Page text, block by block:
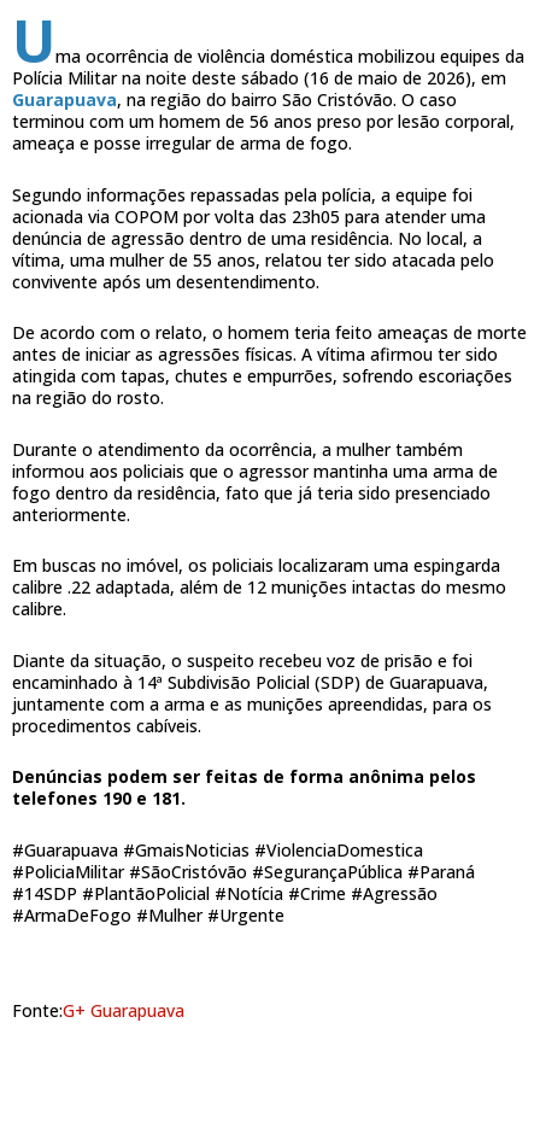
Uma ocorrência de violência doméstica mobilizou equipes da
Polícia Militar na noite deste sábado (16 de maio de 2026), em
Guarapuava, na região do bairro São Cristóvão. O caso
terminou com um homem de 56 anos preso por lesão corporal,
ameaça e posse irregular de arma de fogo.
Segundo informações repassadas pela polícia, a equipe foi
acionada via COPOM por volta das 23h05 para atender uma
denúncia de agressão dentro de uma residência. No local, a
vítima, uma mulher de 55 anos, relatou ter sido atacada pelo
convivente após um desentendimento.
De acordo com o relato, o homem teria feito ameaças de morte
antes de iniciar as agressões físicas. A vítima afirmou ter sido
atingida com tapas, chutes e empurrões, sofrendo escoriações
na região do rosto.
Durante o atendimento da ocorrência, a mulher também
informou aos policiais que o agressor mantinha uma arma de
fogo dentro da residência, fato que já teria sido presenciado
anteriormente.
Em buscas no imóvel, os policiais localizaram uma espingarda
calibre .22 adaptada, além de 12 munições intactas do mesmo
calibre.
Diante da situação, o suspeito recebeu voz de prisão e foi
encaminhado à 14ª Subdivisão Policial (SDP) de Guarapuava,
juntamente com a arma e as munições apreendidas, para os
procedimentos cabíveis.
Denúncias podem ser feitas de forma anônima pelos
telefones 190 e 181.
#Guarapuava #GmaisNoticias #ViolenciaDomestica
#PoliciaMilitar #SãoCristóvão #SegurançaPública #Paraná
#14SDP #PlantãoPolicial #Notícia #Crime #Agressão
#ArmaDeFogo #Mulher #Urgente
Fonte:G+ Guarapuava